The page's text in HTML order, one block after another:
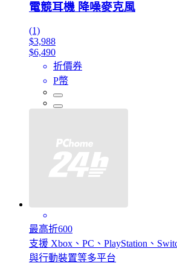
電競耳機 降噪麥克風
(1)
$3,988
$6,490
折價券
P幣
最高折600
支援 Xbox、PC、PlayStation、
與行動裝置等多平台